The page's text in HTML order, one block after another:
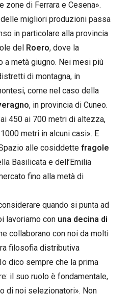
zone di Ferrara e Cesena».
delle migliori produzioni passa
in particolare alla provincia
del Roero, dove la
metà giugno. Nei mesi più
di montagna, in
come nel caso della
, in provincia di Cuneo.
450 ai 700 metri di altezza,
metri in alcuni casi». E
alle cosiddette fragole
Basilicata e dell’Emilia
fino alla metà di
quando si punta ad
lavoriamo con una decina di
collaborano con noi da molti
filosofia distributiva
dico sempre che la prima
il suo ruolo è fondamentale,
di noi selezionatori». Non